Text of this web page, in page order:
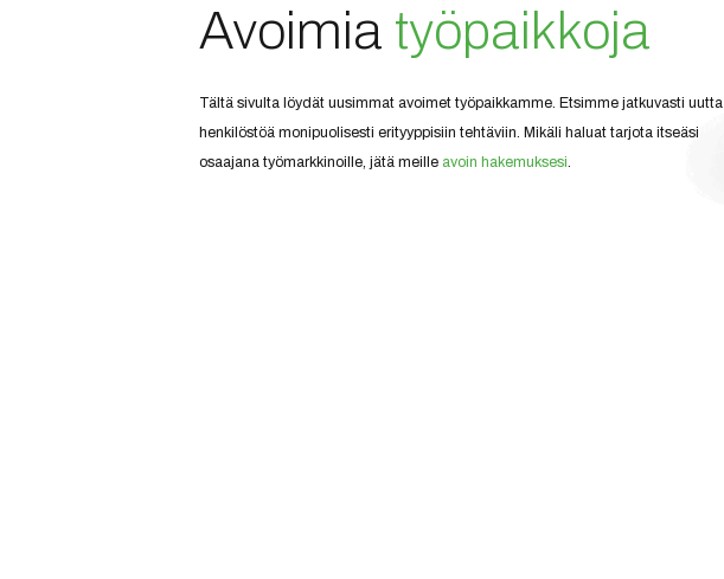
Avoimia työpaikkoja
Tältä sivulta löydät uusimmat avoimet työpaikkamme. Etsimme jatkuvasti uutta
henkilöstöä monipuolisesti erityyppisiin tehtäviin. Mikäli haluat tarjota itseäsi
osaajana työmarkkinoille, jätä meille avoin hakemuksesi.